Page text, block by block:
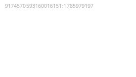
9174570593160016151 :1785979197